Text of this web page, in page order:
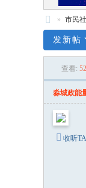
三
» 市民
发新帖
查看:
淼城政能
收听TA